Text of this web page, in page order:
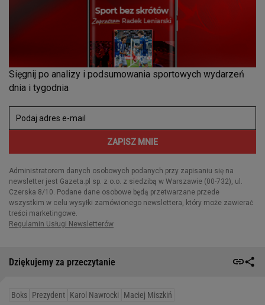
Dziękujemy za przeczytanie
Boks Prezydent Karol Nawrocki Maciej Miszkiń